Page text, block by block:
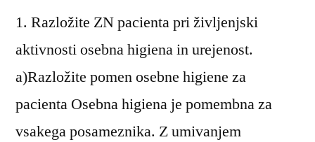
1. Razložite ZN pacienta pri življenjski
aktivnosti osebna higiena in urejenost.
a)Razložite pomen osebne higiene za
pacienta Osebna higiena je pomembna za
vsakega posameznika. Z umivanjem